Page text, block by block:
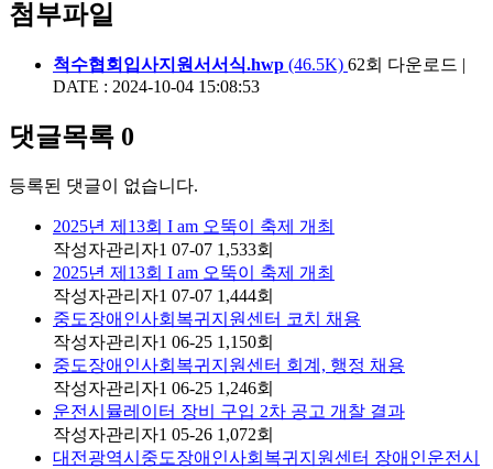
첨부파일
척수협회입사지원서서식.hwp (46.5K) 62회 다운로드 |
DATE : 2024-10-04 15:08:53
댓글목록 0
등록된 댓글이 없습니다.
2025년 제13회 I am 오뚝이 축제 개최
작성자관리자1 07-07 1,533회
2025년 제13회 I am 오뚝이 축제 개최
작성자관리자1 07-07 1,444회
중도장애인사회복귀지원센터 코치 채용
작성자관리자1 06-25 1,150회
중도장애인사회복귀지원센터 회계, 행정 채용
작성자관리자1 06-25 1,246회
운전시뮬레이터 장비 구입 2차 공고 개찰 결과
작성자관리자1 05-26 1,072회
대전광역시중도장애인사회복귀지원센터 장애인운전시